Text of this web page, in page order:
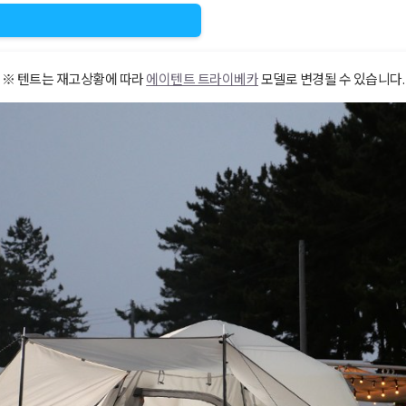
※ 텐트는 재고상황에 따라에이텐트 트라이베카모델로 변경될 수 있습니다.